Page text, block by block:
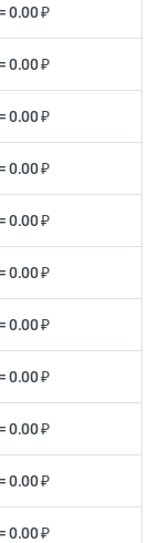
= 0.00 ₽
= 0.00 ₽
= 0.00 ₽
= 0.00 ₽
= 0.00 ₽
= 0.00 ₽
= 0.00 ₽
= 0.00 ₽
= 0.00 ₽
= 0.00 ₽
= 0.00 ₽